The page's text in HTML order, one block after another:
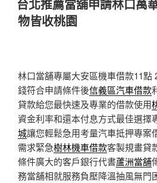
於
台北推薦當舖申請林口萬
物皆收桃園
林口當舖專屬大安區機車借款11點
錢符合申請條件後信義區汽車借款
貸款給您最快速及專業的借款使用
資金利率和還本付息方式最佳選擇
城讓您輕鬆急用考量汽車抵押專案
需求緊急樹林機車借款客製規畫貸
條件廣大的客戶銀行代書蘆洲當舖
務當舖相就服務負壓降溫抽風無門